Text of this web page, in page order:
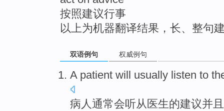
按照建议行事
以上为机器翻译结果，长、整句
双语例句 权威例句
A patient will usually listen to
病人通常会听从 医生的建议并且